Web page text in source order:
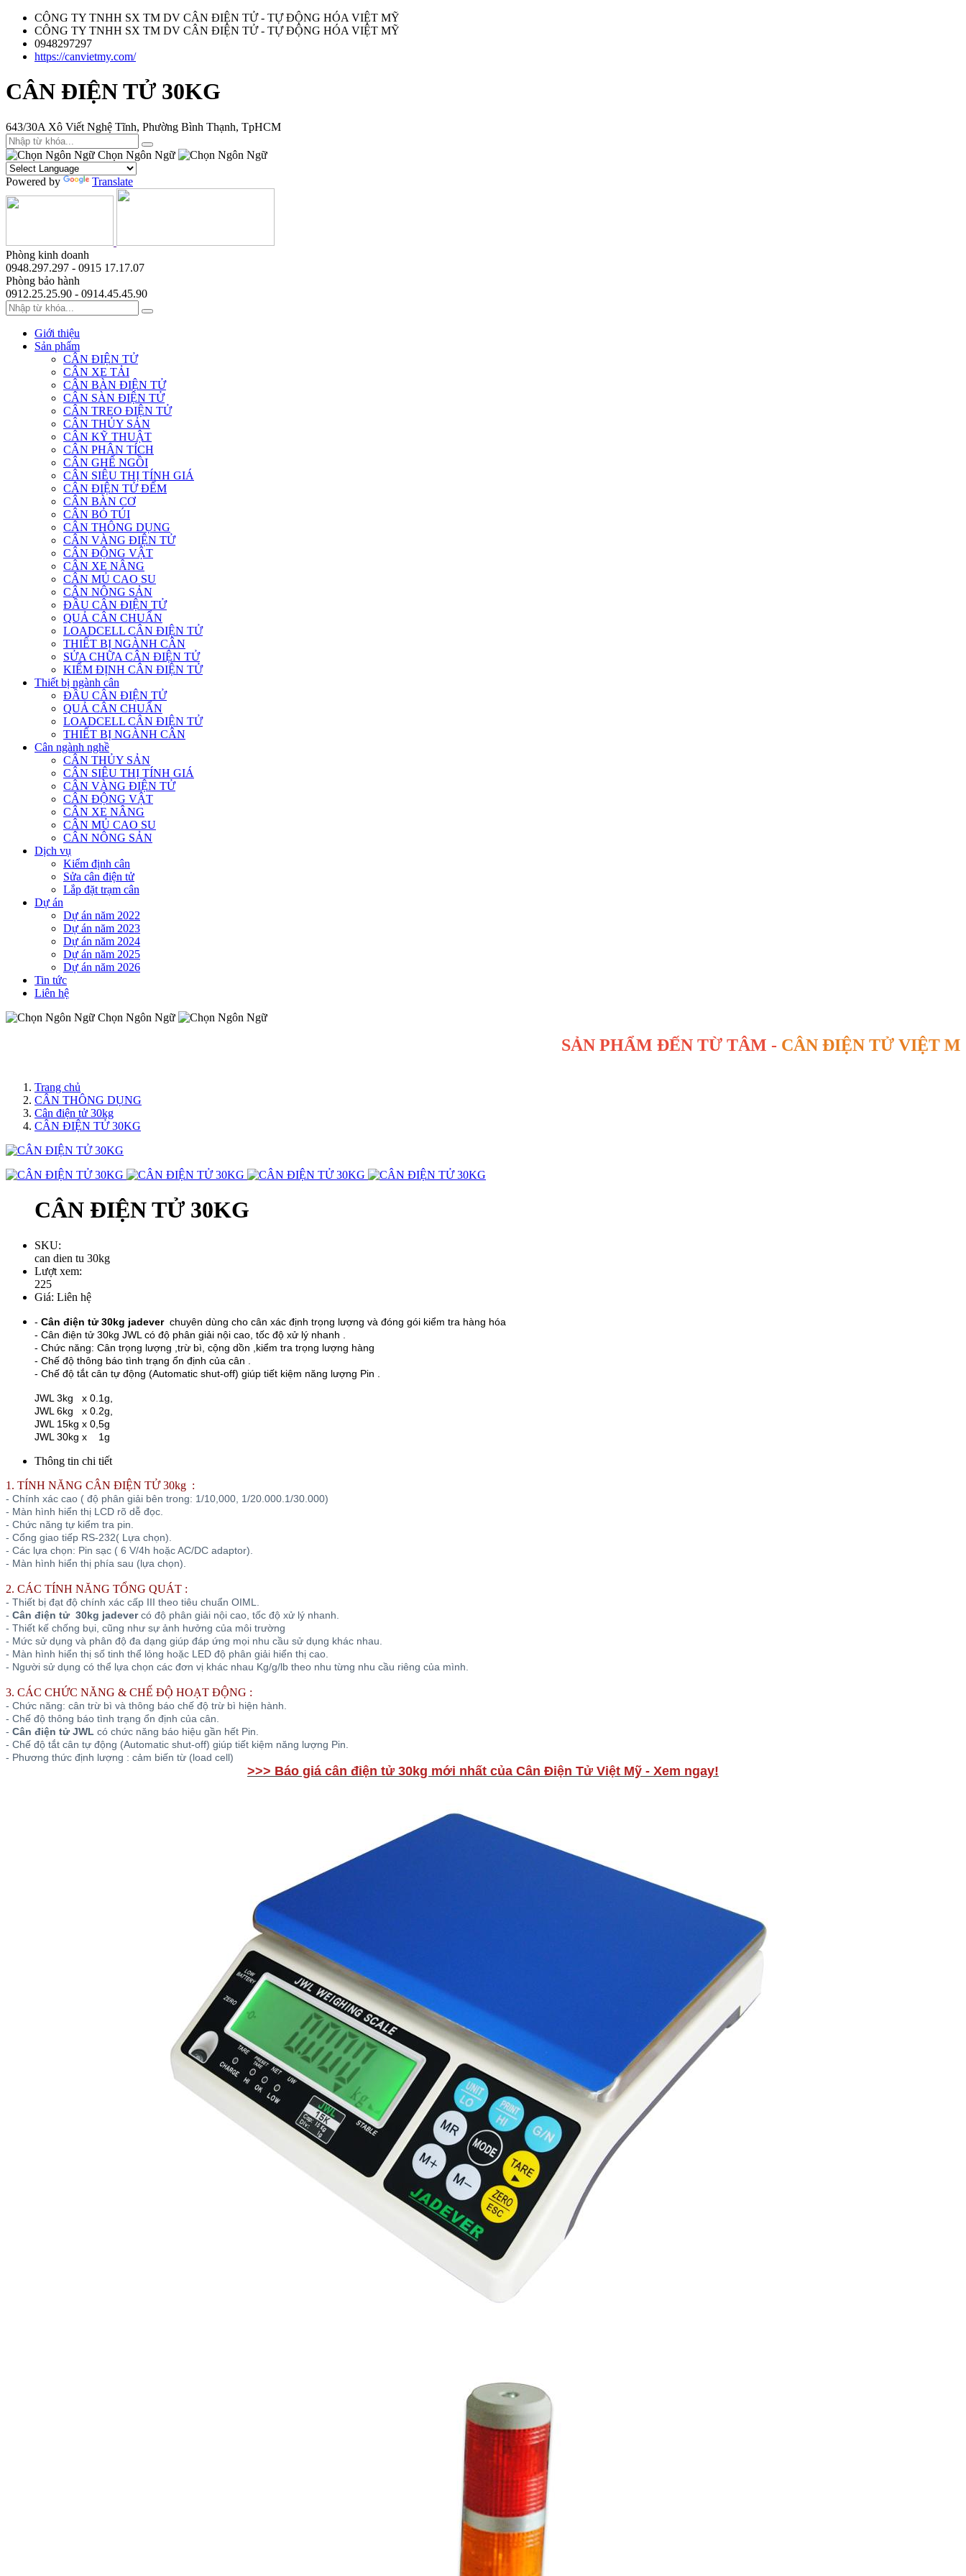
CÔNG TY TNHH SX TM DV CÂN ĐIỆN TỬ - TỰ ĐỘNG HÓA VIỆT MỸ
CÔNG TY TNHH SX TM DV CÂN ĐIỆN TỬ - TỰ ĐỘNG HÓA VIỆT MỸ
0948297297
https://canvietmy.com/
CÂN ĐIỆN TỬ 30KG
643/30A Xô Viết Nghệ Tĩnh, Phường Bình Thạnh, TpHCM
Chọn Ngôn Ngữ
Powered by Translate
Phòng kinh doanh
0948.297.297 - 0915 17.17.07
Phòng bảo hành
0912.25.25.90 - 0914.45.45.90
Giới thiệu
Sản phẩm
CÂN ĐIỆN TỬ
CÂN XE TẢI
CÂN BÀN ĐIỆN TỬ
CÂN SÀN ĐIỆN TỬ
CÂN TREO ĐIỆN TỬ
CÂN THỦY SẢN
CÂN KỸ THUẬT
CÂN PHÂN TÍCH
CÂN GHẾ NGỒI
CÂN SIÊU THỊ TÍNH GIÁ
CÂN ĐIỆN TỬ ĐẾM
CÂN BÀN CƠ
CÂN BỎ TÚI
CÂN THÔNG DỤNG
CÂN VÀNG ĐIỆN TỬ
CÂN ĐỘNG VẬT
CÂN XE NÂNG
CÂN MỦ CAO SU
CÂN NÔNG SẢN
ĐẦU CÂN ĐIỆN TỬ
QUẢ CÂN CHUẨN
LOADCELL CÂN ĐIỆN TỬ
THIẾT BỊ NGÀNH CÂN
SỬA CHỮA CÂN ĐIỆN TỬ
KIỂM ĐỊNH CÂN ĐIỆN TỬ
Thiết bị ngành cân
ĐẦU CÂN ĐIỆN TỬ
QUẢ CÂN CHUẨN
LOADCELL CÂN ĐIỆN TỬ
THIẾT BỊ NGÀNH CÂN
Cân ngành nghề
CÂN THỦY SẢN
CÂN SIÊU THỊ TÍNH GIÁ
CÂN VÀNG ĐIỆN TỬ
CÂN ĐỘNG VẬT
CÂN XE NÂNG
CÂN MỦ CAO SU
CÂN NÔNG SẢN
Dịch vụ
Kiểm định cân
Sửa cân điện tử
Lắp đặt trạm cân
Dự án
Dự án năm 2022
Dự án năm 2023
Dự án năm 2024
Dự án năm 2025
Dự án năm 2026
Tin tức
Liên hệ
Chọn Ngôn Ngữ
SẢN PHẨM ĐẾN TỪ TÂM -CÂN ĐIỆN TỬ VIỆT MỸ SINCE
Trang chủ
CÂN THÔNG DỤNG
Cân điện tử 30kg
CÂN ĐIỆN TỬ 30KG
CÂN ĐIỆN TỬ 30KG
SKU:
can dien tu 30kg
Lượt xem:
225
Giá: Liên hệ
- Cân điện tử 30kg jadeverchuyên dùng cho cân xác định trọng lượng và đóng gói kiểm tra hàng hóa
- Cân điện tử 30kg JWL có độ phân giải nội cao, tốc độ xử lý nhanh .
- Chức năng: Cân trọng lượng ,trừ bì, cộng dồn ,kiểm tra trọng lượng hàng
- Chế độ thông báo tình trạng ổn định của cân .
- Chế độ tắt cân tự động (Automatic shut-off) giúp tiết kiệm năng lượng Pin .
JWL 3kg x 0.1g,
JWL 6kg x 0.2g,
JWL 15kg x 0,5g
JWL 30kg x 1g
Thông tin chi tiết
1. TÍNH NĂNG CÂN ĐIỆN TỬ 30kg :
- Chính xác cao ( độ phân giải bên trong: 1/10,000, 1/20.000.1/30.000)
- Màn hình hiển thị LCD rõ dễ đọc.
- Chức năng tự kiểm tra pin.
- Cổng giao tiếp RS-232( Lựa chọn).
- Các lựa chọn: Pin sạc ( 6 V/4h hoặc AC/DC adaptor).
- Màn hình hiển thị phía sau (lựa chọn).
2. CÁC TÍNH NĂNG TỔNG QUÁT :
- Thiết bị đạt độ chính xác cấp III theo tiêu chuẩn OIML.
- Cân điện tử 30kg jadevercó độ phân giải nội cao, tốc độ xử lý nhanh.
- Thiết kế chống bụi, cũng như sự ảnh hưởng của môi trường
- Mức sử dụng và phân độ đa dạng giúp đáp ứng mọi nhu cầu sử dụng khác nhau.
- Màn hình hiển thị số tinh thể lỏng hoặc LED độ phân giải hiển thị cao.
- Người sử dụng có thể lựa chọn các đơn vị khác nhau Kg/g/lb theo nhu từng nhu cầu riêng của mình.
3. CÁC CHỨC NĂNG & CHẾ ĐỘ HOẠT ĐỘNG :
- Chức năng: cân trừ bì và thông báo chế độ trừ bì hiện hành.
- Chế độ thông báo tình trạng ổn định của cân.
- Cân điện tử JWL có chức năng báo hiệu gần hết Pin.
- Chế độ tắt cân tự động (Automatic shut-off) giúp tiết kiệm năng lượng Pin.
- Phương thức định lượng : cảm biến từ (load cell)
>>> Báo giá cân điện tử 30kg mới nhất của Cân Điện Tử Việt Mỹ - Xem ngay!